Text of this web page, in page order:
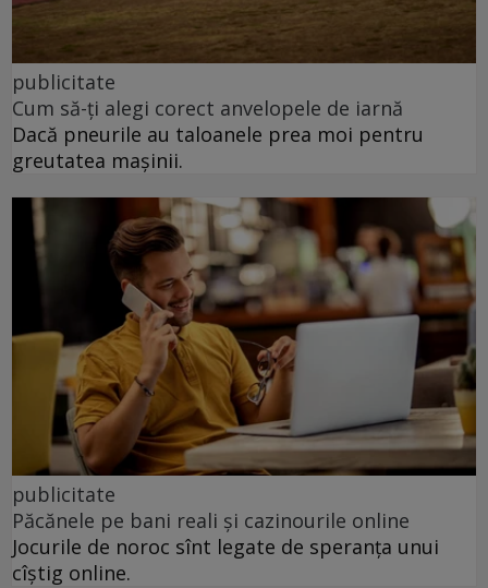
publicitate
Cum să-ți alegi corect anvelopele de iarnă
Dacă pneurile au taloanele prea moi pentru
greutatea mașinii.
publicitate
Păcănele pe bani reali și cazinourile online
Jocurile de noroc sînt legate de speranța unui
cîștig online.